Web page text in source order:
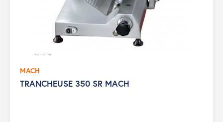
MACH
TRANCHEUSE 350 SR MACH